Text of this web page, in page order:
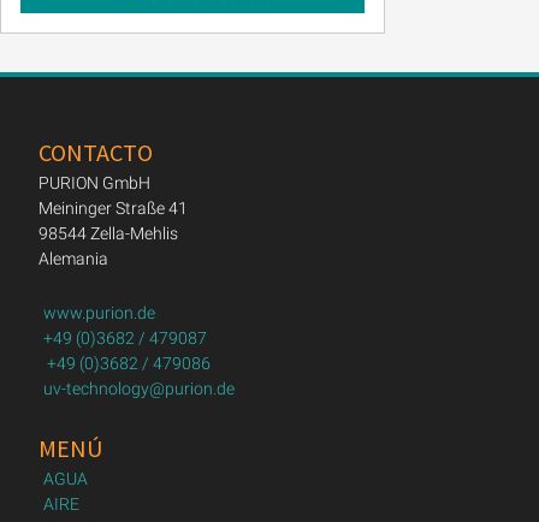
CONTACTO
PURION GmbH
Meininger Straße 41
98544 Zella-Mehlis
Alemania
www.purion.de
+49 (0)3682 / 479087
+49 (0)3682 / 479086
uv-technology@purion.de
MENÚ
AGUA
AIRE